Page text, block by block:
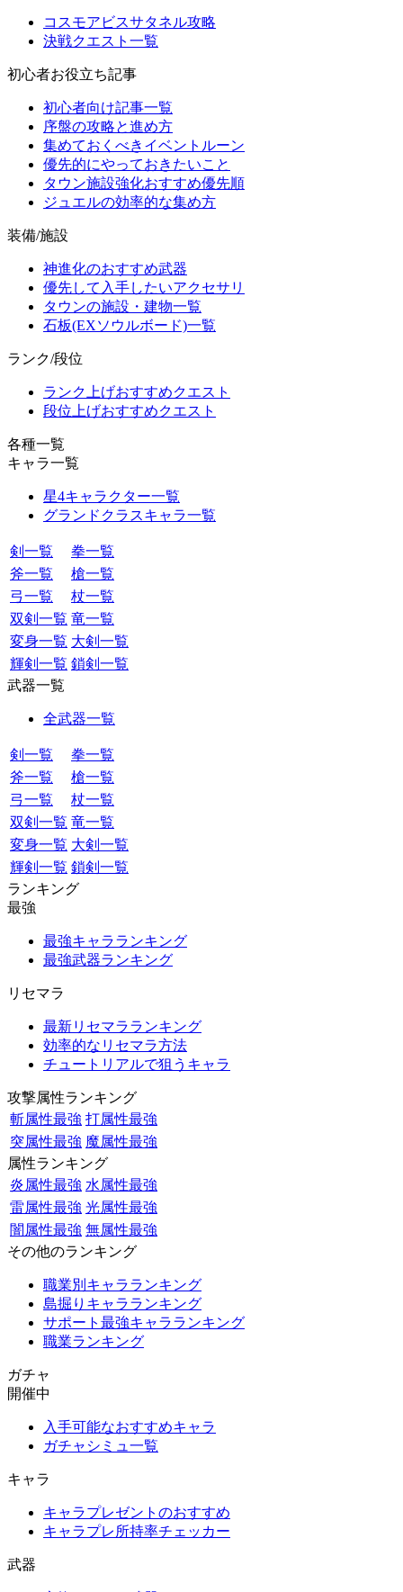
コスモアビスサタネル攻略
決戦クエスト一覧
初心者お役立ち記事
初心者向け記事一覧
序盤の攻略と進め方
集めておくべきイベントルーン
優先的にやっておきたいこと
タウン施設強化おすすめ優先順
ジュエルの効率的な集め方
装備/施設
神進化のおすすめ武器
優先して入手したいアクセサリ
タウンの施設・建物一覧
石板(EXソウルボード)一覧
ランク/段位
ランク上げおすすめクエスト
段位上げおすすめクエスト
各種一覧
キャラ一覧
星4キャラクター一覧
グランドクラスキャラ一覧
剣一覧
拳一覧
斧一覧
槍一覧
弓一覧
杖一覧
双剣一覧 竜一覧
変身一覧 大剣一覧
輝剣一覧 鎖剣一覧
武器一覧
全武器一覧
剣一覧
拳一覧
斧一覧
槍一覧
弓一覧
杖一覧
双剣一覧 竜一覧
変身一覧 大剣一覧
輝剣一覧 鎖剣一覧
ランキング
最強
最強キャラランキング
最強武器ランキング
リセマラ
最新リセマラランキング
効率的なリセマラ方法
チュートリアルで狙うキャラ
攻撃属性ランキング
斬属性最強 打属性最強
突属性最強 魔属性最強
属性ランキング
炎属性最強 水属性最強
雷属性最強 光属性最強
闇属性最強 無属性最強
その他のランキング
職業別キャラランキング
島掘りキャラランキング
サポート最強キャラランキング
職業ランキング
ガチャ
開催中
入手可能なおすすめキャラ
ガチャシミュ一覧
キャラ
キャラプレゼントのおすすめ
キャラプレ所持率チェッカー
武器